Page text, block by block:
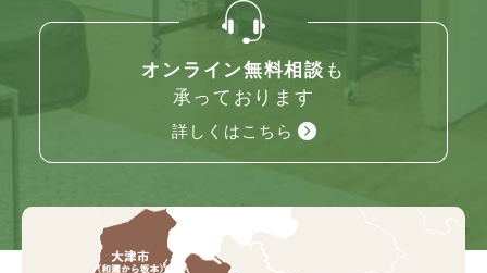
オンライン無料相談 も
承っております
詳しくはこちら